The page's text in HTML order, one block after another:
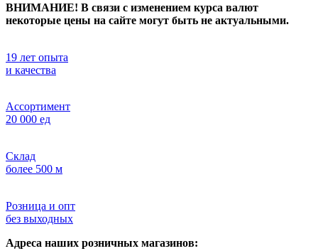
ВНИМАНИЕ! В связи с изменением курса валют
некоторые цены на сайте могут быть не актуальными.
19 лет опыта
и качества
Ассортимент
20 000 ед
Склад
более 500 м
Розница и опт
без выходных
Адреса наших розничных магазинов: